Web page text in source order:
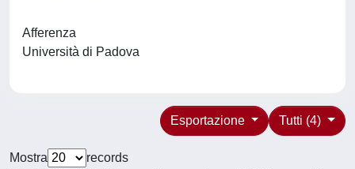
Afferenza
Università di Padova
Tutti (4)
Esportazione
Mostra
records